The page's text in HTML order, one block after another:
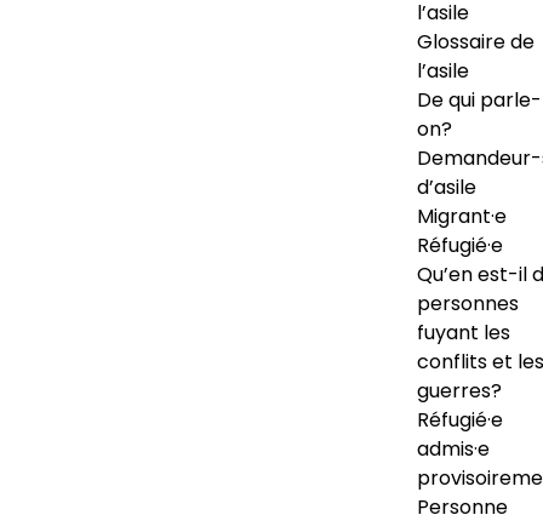
l’asile
Glossaire de
l’asile
De qui
on?
d’asile
Migrant·e
Réfugié·e
Qu’en est-il
personnes
fuyant les
conflits et les
guerres?
Réfugié·e
admis·e
Personne